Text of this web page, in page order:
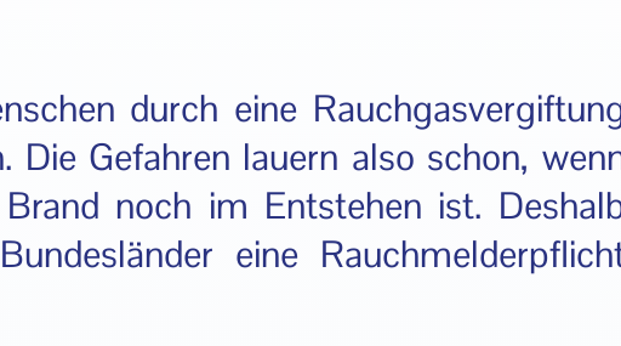
durch eine
Die Gefahren lauern also schon,
noch im Entstehen ist.
eine